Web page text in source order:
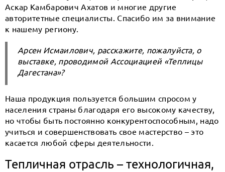
Аскар Камбарович Ахатов и многие другие
авторитетные специалисты. Спасибо им за внимание
к нашему региону.
Арсен Исмаилович, расскажите, пожалуйста, о
выставке, проводимой Ассоциацией «Теплицы
Дагестана»?
Наша продукция пользуется большим спросом у
населения страны благодаря его высокому качеству,
но чтобы быть постоянно конкурентоспособным, надо
учиться и совершенствовать свое мастерство – это
касается любой сферы деятельности.
Тепличная отрасль – технологичная,